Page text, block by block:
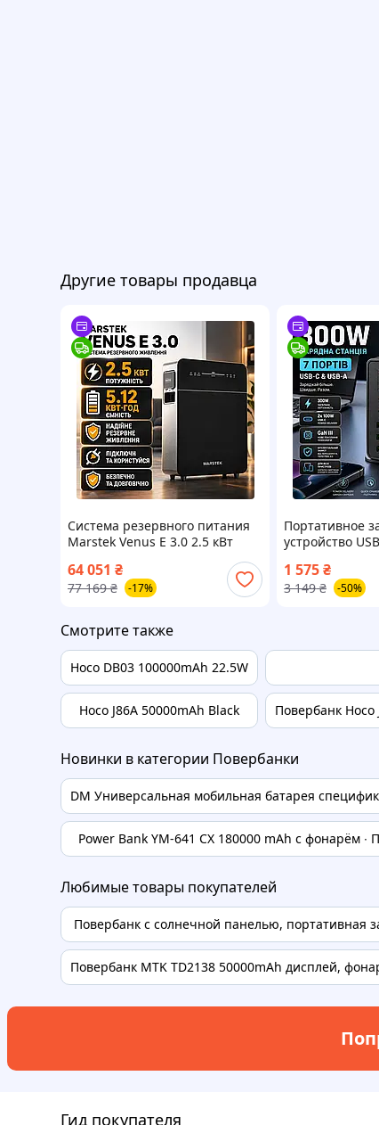
Другие товары продавца
Система резервного питания
Marstek Venus E 3.0 2.5 кВт
инвертор и батарея все-все-в-
одном
64 051 ₴
77 169 ₴ -17%
Портативное
устройство
смартфона с
технологией
1 575₴
3 149 ₴ -50%
Смотрите также
Hoco DB03 100000mAh 22.5W
Hoco J86A 50000mAh Black Повербанк
Новинки в категории Повербанки
DM Универсальная мобильная батарея
Power Bank YM-641 CX 180000 mAh с фонарём ∙
Любимые товары покупателей
Повербанк с солнечной панелью, портативная
Повербанк MTK TD2138 50000mAh дисплей,
Гид покупателя